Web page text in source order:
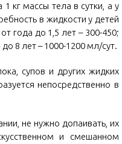
кг массы тела в сутки, а у
в жидкости у детей
года до 1,5 лет – 300-450;
до 8 лет – 1000-1200 мл/сут.
супов и других жидких
непосредственно в
не нужно допаивать, их
и смешанном